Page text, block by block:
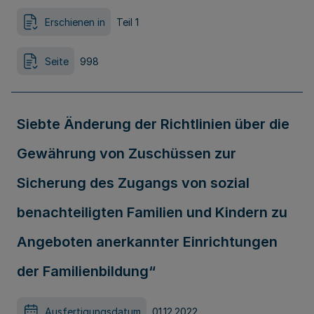
Erschienen in Teil 1
Seite 998
Siebte Änderung der Richtlinien über die
Gewährung von Zuschüssen zur
Sicherung des Zugangs von sozial
benachteiligten Familien und Kindern zu
Angeboten anerkannter Einrichtungen
der Familienbildung“
Ausfertigungsdatum 01.12.2022